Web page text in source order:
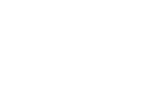
Bairros Saudáveis até 30 de junho
para primeira linha no cancro da
metastático em doentes não
PD-(L)1
mais potássio na alimentação
a hipertensão